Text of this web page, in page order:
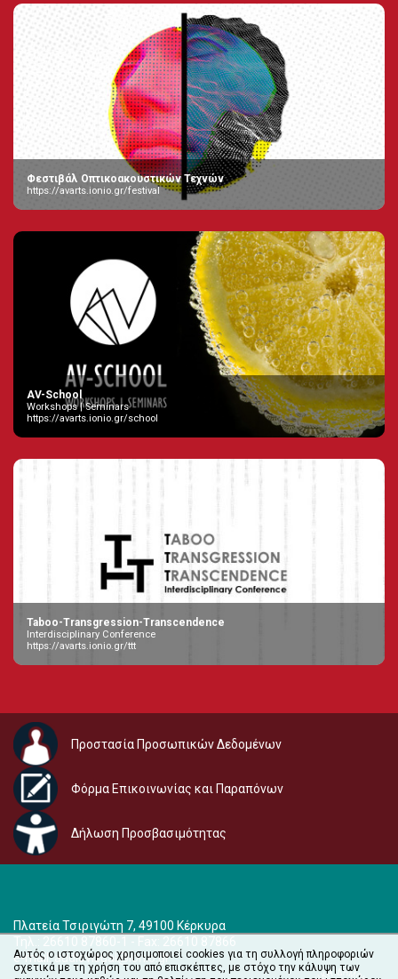
Φεστιβάλ Οπτικοακουστικών Τεχνών
https://avarts.ionio.gr/festival
AV-School
Workshops | Seminars
https://avarts.ionio.gr/school
Taboo-Transgression-Transcendence
Interdisciplinary Conference
https://avarts.ionio.gr/ttt
Προστασία Προσωπικών Δεδομένων
Φόρμα Επικοινωνίας και Παραπόνων
Δήλωση Προσβασιμότητας
Πλατεία Τσιριγώτη 7, 49100 Κέρκυρα
Τηλ.: 26610 87860-1 - Fax: 26610 87866
e-mail:audiovisual@ionio.gr
Αυτός ο ιστοχώρος χρησιμοποιεί cookies για τη συλλογή πληροφοριών
σχετικά με τη χρήση του από επισκέπτες, με στόχο την κάλυψη των